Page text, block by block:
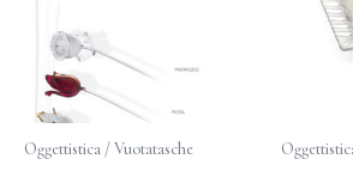
Oggettistica / Vuotatasche